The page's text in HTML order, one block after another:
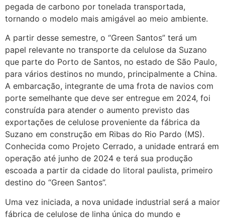
pegada de carbono por tonelada transportada,
tornando o modelo mais amigável ao meio ambiente.
A partir desse semestre, o “Green Santos” terá um
papel relevante no transporte da celulose da Suzano
que parte do Porto de Santos, no estado de São Paulo,
para vários destinos no mundo, principalmente a China.
A embarcação, integrante de uma frota de navios com
porte semelhante que deve ser entregue em 2024, foi
construída para atender o aumento previsto das
exportações de celulose proveniente da fábrica da
Suzano em construção em Ribas do Rio Pardo (MS).
Conhecida como Projeto Cerrado, a unidade entrará em
operação até junho de 2024 e terá sua produção
escoada a partir da cidade do litoral paulista, primeiro
destino do “Green Santos”.
Uma vez iniciada, a nova unidade industrial será a maior
fábrica de celulose de linha única do mundo e